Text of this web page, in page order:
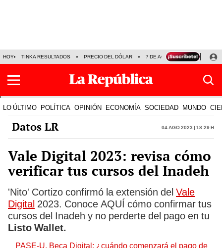
HOY TINKA RESULTADOS PRECIO DEL DÓLAR 7 DE AGOSTO OLLANTA
LO ÚLTIMO POLÍTICA OPINIÓN ECONOMÍA SOCIEDAD MUNDO
Datos LR 04 Ago 2023 | 18:29 h
Vale Digital 2023: revisa cómo
verificar tus cursos del Inadeh
'Nito' Cortizo confirmó la extensión del Vale
Digital 2023. Conoce AQUÍ cómo confirmar tus
cursos del Inadeh y no perderte del pago en tu
Listo Wallet.
PASE-U, Beca Digital: ¿cuándo comenzará el pago de